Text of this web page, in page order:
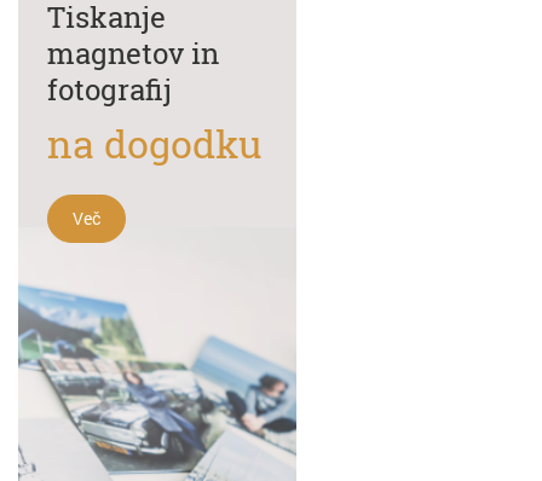
Tiskanje
magnetov in
fotografij
na dogodku
Več